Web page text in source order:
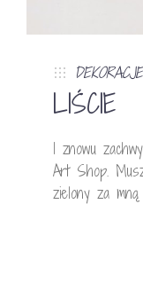
DEKORACJE
LIŚCIE
I znowu
Art Shop.
zielony za mną